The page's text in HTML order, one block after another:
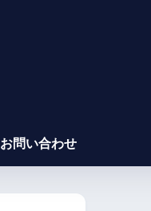
お問い合わせ